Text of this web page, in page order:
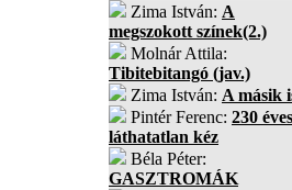
Zima István: A
megszokott színek(2.)
Molnár Attila:
Tibitebitangó (jav.)
Zima István: A másik
Pintér Ferenc: 230
láthatatlan kéz
Béla Péter:
GASZTROMÁK